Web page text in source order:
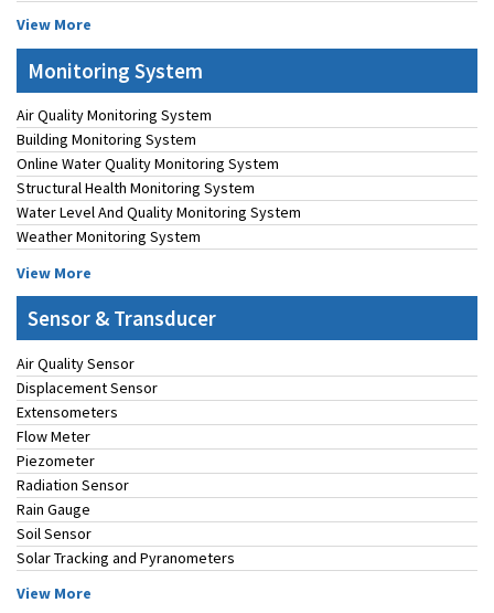
View More
Monitoring System
Air Quality Monitoring System
Building Monitoring System
Online Water Quality Monitoring System
Structural Health Monitoring System
Water Level And Quality Monitoring System
Weather Monitoring System
View More
Sensor & Transducer
Air Quality Sensor
Displacement Sensor
Extensometers
Flow Meter
Piezometer
Radiation Sensor
Rain Gauge
Soil Sensor
Solar Tracking and Pyranometers
View More